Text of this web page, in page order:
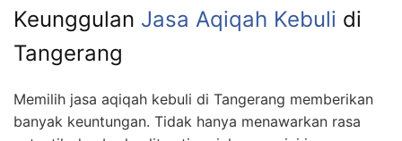
Keunggulan Jasa Aqiqah Kebuli di
Tangerang
Memilih jasa aqiqah kebuli di Tangerang memberikan
banyak keuntungan. Tidak hanya menawarkan rasa